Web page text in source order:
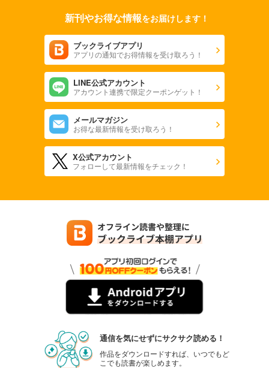
新刊やお得な情報をお届けします！
ブックライブアプリ
アプリの通知でお得情報を受け取ろう！
LINE公式アカウント
アカウント連携で限定クーポンゲット！
メールマガジン
お得な最新情報を受け取ろう！
X公式アカウント
フォローして最新情報をチェック！
通信を気にせずにサクサク読める！
作品をダウンロードすれば、いつでもど
こでも読書が楽しめます。